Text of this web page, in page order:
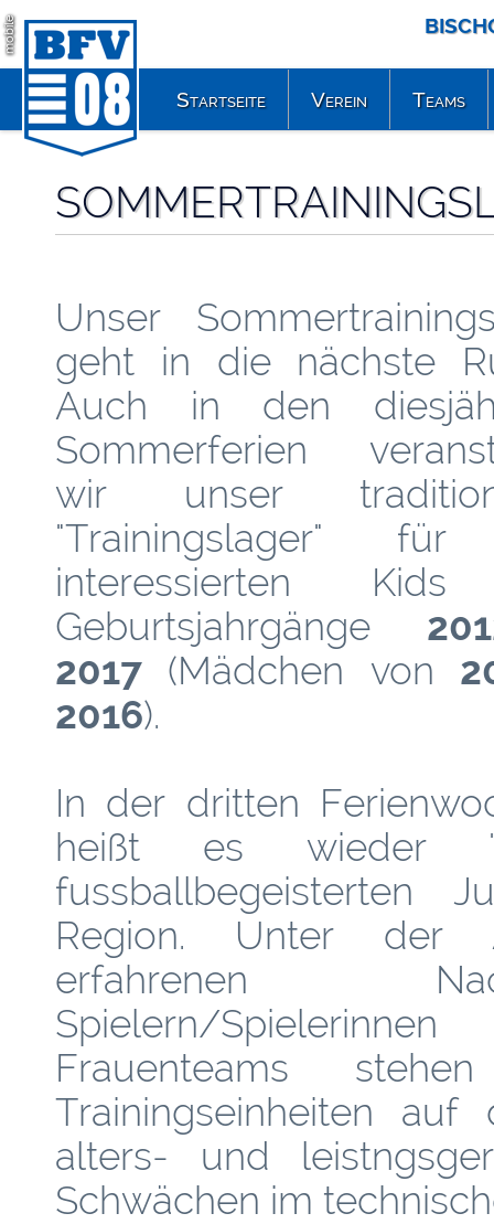
mobile
Unser
geht in die nächste
Auch in den
Sommerferien
wir unser
"Trainingslager"
interessierten
Geburtsjahrgänge
2017 (Mädchen von
2016).
In der dritten
heißt es wieder
fussballbegeisterten
Region. Unter der
erfahrenen
Spielern/
Frauenteams
Trainingseinheiten
alters- und
Schwächen im
Startseite Verein Teams